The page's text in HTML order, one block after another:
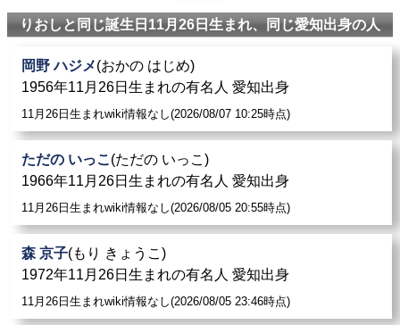
れな料理を安く楽しめる店「NAHACHOP CAFE」を開
店。
木下彩音: やっぱりおし い刑事 第2話（2021年3月14日、
NHK BSプレミアム） - 奈良原薫 役
座敷ウサギ: 忍パラサイト（作：りおし、芳文社『まん
がタイムきららMAX』2011年1月号 - 2012年1月号）キ
ャラクターデザイン・ストーリー協力
植本純米: やっぱりおしい刑事 7話（2021年、NHKBSプ
レミアム） - ドラァグクイーン
小熊絵理: 2015年10月8日よりおし ゃべりやってまーす
レボリューションにレギュラーメンバーとして加入。
りおしと同じ誕生日11月26日生まれ、同じ愛知出身の人
岡野 ハジメ(おかの はじめ)
1956年11月26日生まれの有名人 愛知出身
11月26日生まれwiki情報なし(2026/08/07 10:25時点)
ただの いっこ (ただの いっこ)
1966年11月26日生まれの有名人 愛知出身
11月26日生まれwiki情報なし(2026/08/05 20:55時点)
森 京子(もり きょうこ)
1972年11月26日生まれの有名人 愛知出身
11月26日生まれwiki情報なし(2026/08/05 23:46時点)